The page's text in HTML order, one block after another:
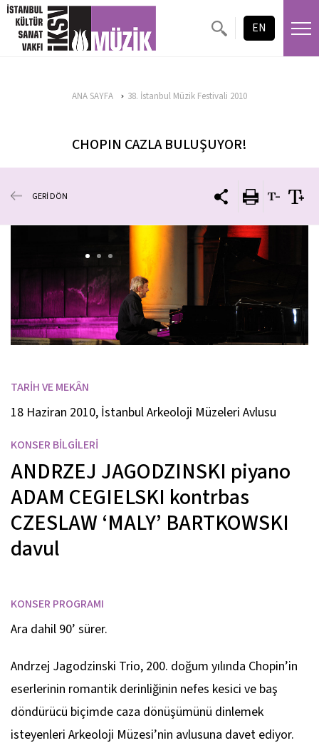
EN
ANA SAYFA 38. İstanbul Müzik Festivali 2010
CHOPIN CAZLA BULUŞUYOR!
GERİ DÖN
TARİH VE MEKÂN
18 Haziran 2010, İstanbul Arkeoloji Müzeleri Avlusu
KONSER BİLGİLERİ
ANDRZEJ JAGODZINSKI piyano
ADAM CEGIELSKI kontrbas
CZESLAW ‘MALY’ BARTKOWSKI
davul
KONSER PROGRAMI
Ara dahil 90’ sürer.
Andrzej Jagodzinski Trio, 200. doğum yılında Chopin’in
eserlerinin romantik derinliğinin nefes kesici ve baş
döndürücü biçimde caza dönüşümünü dinlemek
isteyenleri Arkeoloji Müzesi’nin avlusuna davet ediyor.